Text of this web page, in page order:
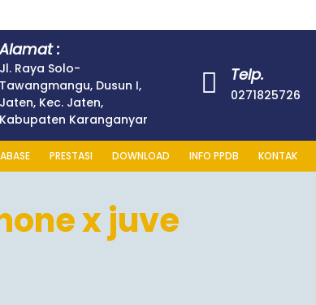
:
Jl. Raya Solo-
Tawangmangu, Dusun I,
Jaten, Kec. Jaten,
Kabupaten Karanganyar
Telp.
0271825726
PRESTASI DOWNLOAD INFO PPDB KONTAK
x juve